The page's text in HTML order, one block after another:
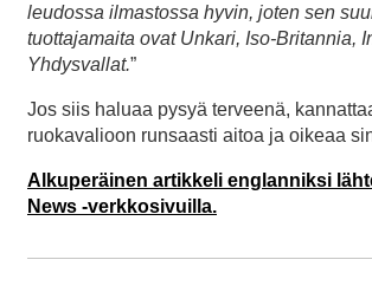
leudossa ilmastossa hyvin, joten sen
tuottajamaita ovat Unkari, Iso-Britannia,
Yhdysvallat.”
Jos siis haluaa pysyä terveenä,
ruokavalioon runsaasti aitoa ja oikeaa
Alkuperäinen artikkeli englanniksi
News -verkkosivuilla.